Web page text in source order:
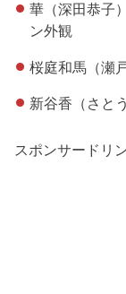
華（深田恭子
ン外観
桜庭和馬（瀬
新谷香（さと
スポンサードリ